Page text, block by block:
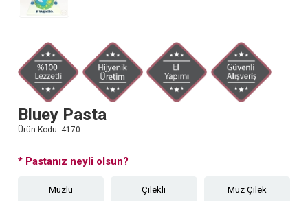
Bluey Pasta
Ürün Kodu: 4170
* Pastanız neyli olsun?
Muzlu Çilekli Muz Çilek